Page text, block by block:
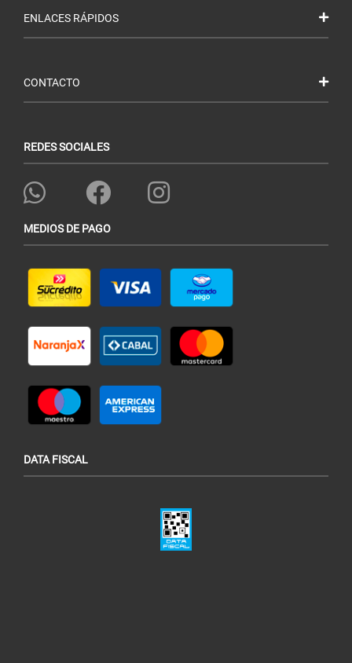
ENLACES RÁPIDOS
CONTACTO
REDES SOCIALES
MEDIOS DE PAGO
DATA FISCAL